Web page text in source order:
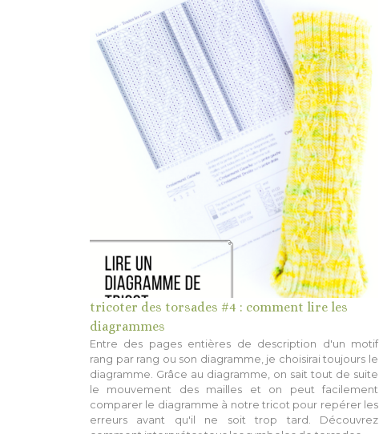
tricoter des torsades #4 : comment lire les
diagrammes
Entre des pages entières de description d'un motif
rang par rang ou son diagramme, je choisirai toujours le
diagramme. Grâce au diagramme, on sait tout de suite
le mouvement des mailles et on peut facilement
comparer le diagramme à notre tricot pour repérer les
erreurs avant qu'il ne soit trop tard. Découvrez